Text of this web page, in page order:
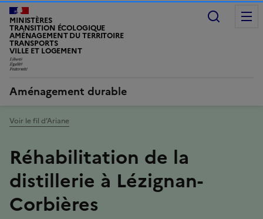
MINISTÈRES
TRANSITION ÉCOLOGIQUE
AMÉNAGEMENT DU TERRITOIRE
TRANSPORTS
VILLE ET LOGEMENT
LIBERTÉ, ÉGALITÉ, FRATERNITÉ
Aménagement durable
Voir le fil d’Ariane
Réhabilitation de la
distillerie à Lézignan-
Corbières